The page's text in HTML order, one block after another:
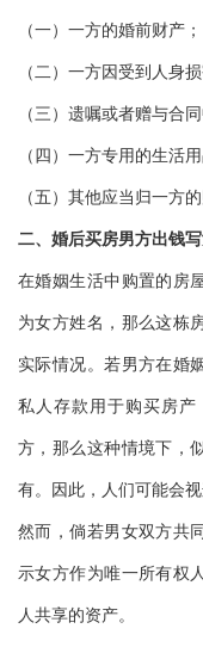
（一）一方的婚前财产；
（二）一方因受到人身
（三）遗嘱或者赠与合
（四）一方专用的生活用
（五）其他应当归一方的
二、婚后买房男方出钱
在婚姻生活中购置的房
为女方姓名，那么这栋
实际情况。若男方在婚
私人存款用于购买房
方，那么这种情境下，
有。因此，人们可能会
然而，倘若男女双方共
示女方作为唯一所有权
人共享的资产。